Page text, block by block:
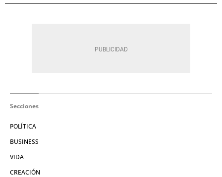
Secciones
POLÍTICA
BUSINESS
VIDA
CREACIÓN